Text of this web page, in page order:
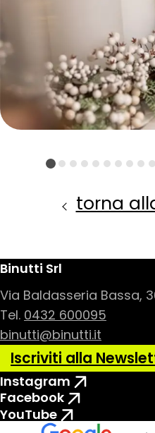
torna
Binutti Srl
Via Baldasseria Bassa,
Tel. 0432 600095
binutti@binutti.it
Iscriviti alla
Instagram
Facebook
YouTube